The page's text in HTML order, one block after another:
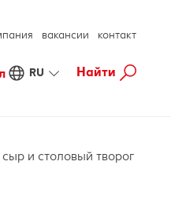
вакансии контакт
RU Найти
и столовый творог